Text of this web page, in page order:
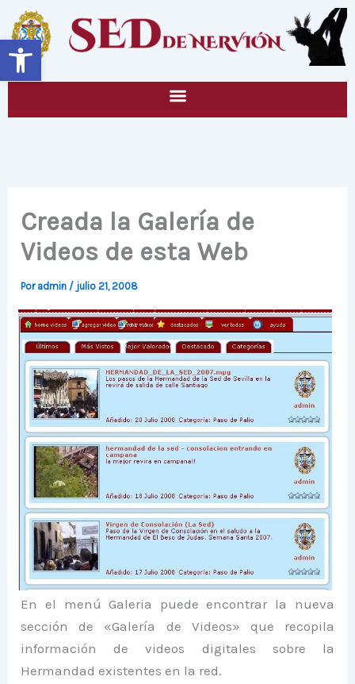
Abrir barra de herramientas
contenido
Creada la Galería de
Videos de esta Web
Por admin / julio 21, 2008
En el menú Galeria puede encontrar la nueva
sección de «Galería de Videos» que recopila
información de videos digitales sobre la
Hermandad existentes en la red.